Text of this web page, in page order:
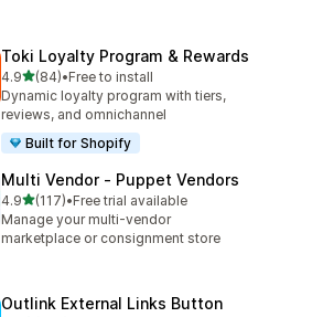
Toki Loyalty Program & Rewards
4.9เต็ม 5 ดาว
(84)
ทั้งหมด 84 รีวิว
•Free to install
Dynamic loyalty program with tiers,
reviews, and omnichannel
Built for Shopify
Multi Vendor ‑ Puppet Vendors
4.9เต็ม 5 ดาว
(117)
ทั้งหมด 117 รีวิว
•Free trial available
Manage your multi-vendor
marketplace or consignment store
Outlink External Links Button